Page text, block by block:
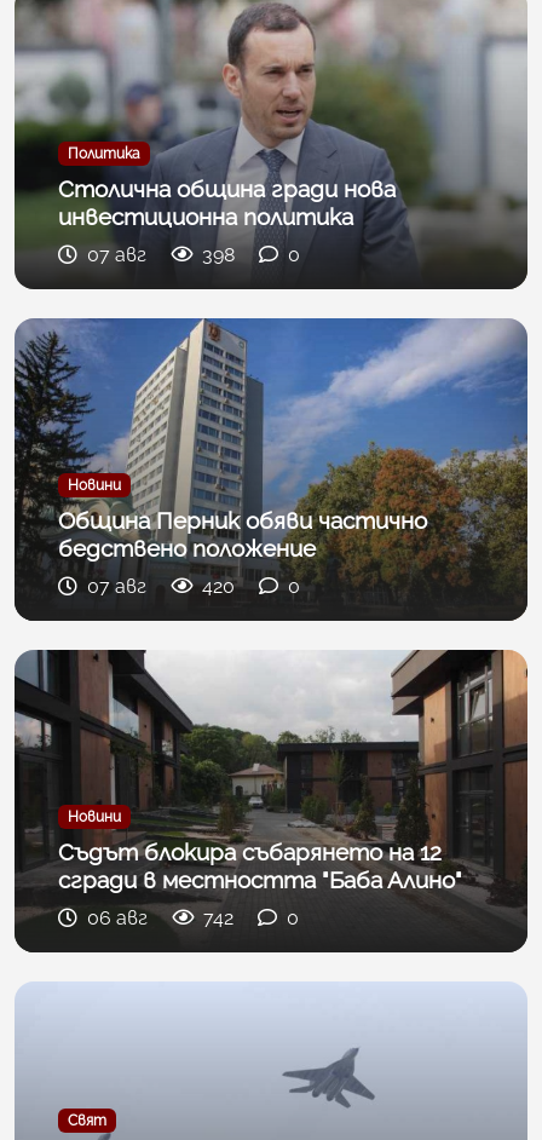
Политика
Столична община гради нова
инвестиционна политика
07 авг 398 0
Новини
Община Перник обяви частично
бедствено положение
07 авг 420 0
Новини
Съдът блокира събарянето на 12
сгради в местността "Баба Алино"
06 авг 742 0
Свят